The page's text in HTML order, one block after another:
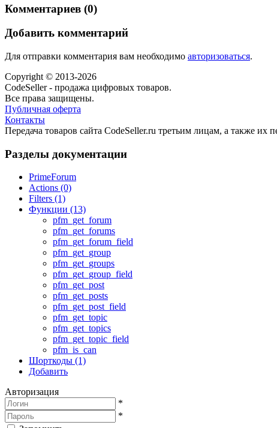
Комментариев (0)
Добавить комментарий
Для отправки комментария вам необходимо авторизоваться.
Copyright © 2013-2026
CodeSeller - продажа цифровых товаров.
Все права защищены.
Публичная оферта
Контакты
Передача товаров сайта CodeSeller.ru третьим лицам, а также их
Разделы документации
PrimeForum
Actions (0)
Filters (1)
Функции (13)
pfm_get_forum
pfm_get_forums
pfm_get_forum_field
pfm_get_group
pfm_get_groups
pfm_get_group_field
pfm_get_post
pfm_get_posts
pfm_get_post_field
pfm_get_topic
pfm_get_topics
pfm_get_topic_field
pfm_is_can
Шорткоды (1)
Добавить
Авторизация
*
*